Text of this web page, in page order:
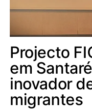
Projecto
em
inovador
migrantes